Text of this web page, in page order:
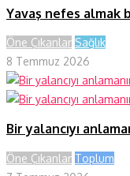
Yavaş nefes almak
Öne Çıkanlar Sağlık
8 Temmuz 2026
Bir yalancıyı
Öne Çıkanlar Toplum